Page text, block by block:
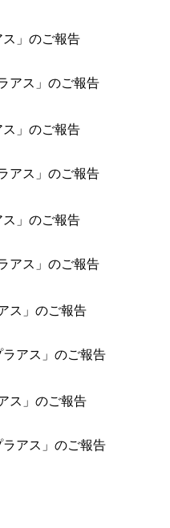
アス」のご報告
アス」のご報告
アス」のご報告
ラアス」のご報告
ラアス」のご報告